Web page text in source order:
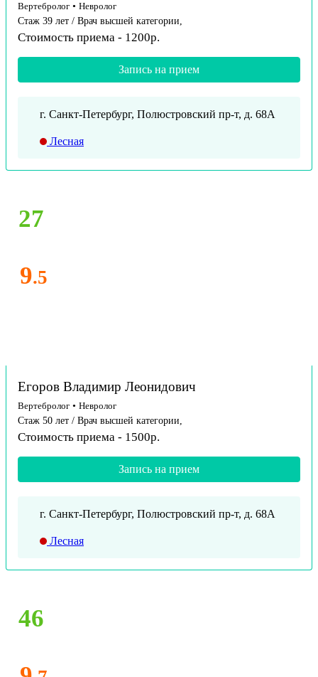
Вертебролог • Невролог
Стаж 39 лет / Врач высшей категории,
Стоимость приема - 1200р.
Запись на прием
г. Санкт-Петербург, Полюстровский пр-т, д. 68А
Лесная
27
9.5
Егоров Владимир Леонидович
Вертебролог • Невролог
Стаж 50 лет / Врач высшей категории,
Стоимость приема - 1500р.
Запись на прием
г. Санкт-Петербург, Полюстровский пр-т, д. 68А
Лесная
46